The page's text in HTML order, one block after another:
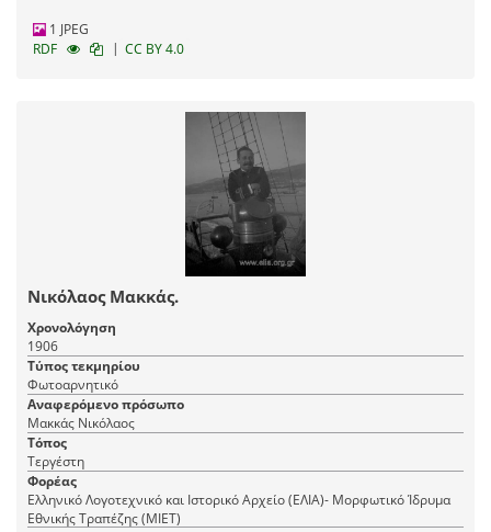
1 JPEG
RDF
| CC BY 4.0
Νικόλαος Μακκάς.
Χρονολόγηση
1906
Τύπος τεκμηρίου
Φωτοαρνητικό
Αναφερόμενο πρόσωπο
Μακκάς Νικόλαος
Τόπος
Τεργέστη
Φορέας
Ελληνικό Λογοτεχνικό και Ιστορικό Αρχείο (ΕΛΙΑ)- Μορφωτικό Ίδρυμα
Εθνικής Τραπέζης (ΜΙΕΤ)